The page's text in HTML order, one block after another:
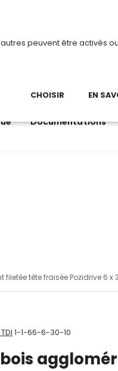
Du 3 au 28 août 2026,
Documentations
tête fraisée Pozidrive 6 x
1-1-66-6-30-10
peuvent être activés
CHOISIR EN